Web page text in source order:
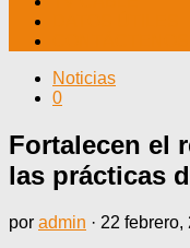
Noticias
0
Fortalecen el
las prácticas
por admin · 22 febrero,